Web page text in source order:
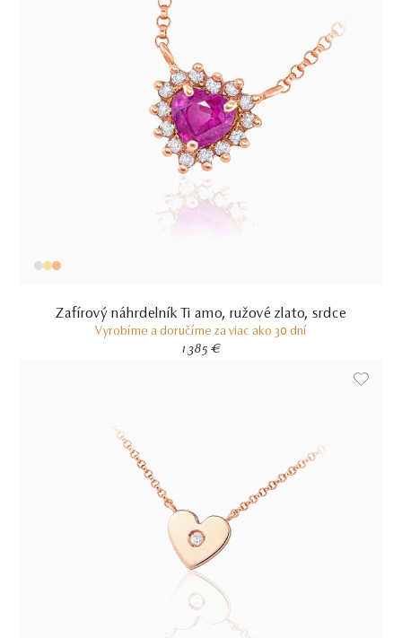
Zafírový náhrdelník Ti amo, ružové zlato, srdce
Vyrobíme a doručíme za viac ako 30 dní
1 385 €